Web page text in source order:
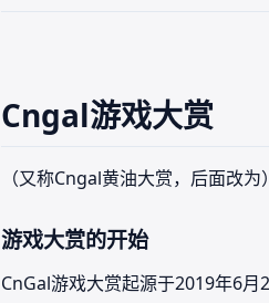
Cngal游戏大赏
（又称Cngal黄油大赏，后面改为）
游戏大赏的开始
CnGal游戏大赏起源于2019年6月